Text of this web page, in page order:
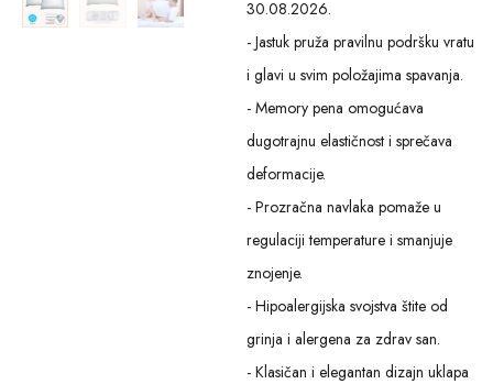
30.08.2026.
- Jastuk pruža pravilnu podršku vratu
i glavi u svim položajima spavanja.
- Memory pena omogućava
dugotrajnu elastičnost i sprečava
deformacije.
- Prozračna navlaka pomaže u
regulaciji temperature i smanjuje
znojenje.
- Hipoalergijska svojstva štite od
grinja i alergena za zdrav san.
- Klasičan i elegantan dizajn uklapa